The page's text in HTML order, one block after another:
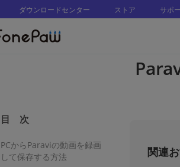
ダウンロードセンター ストア サポ
目 次
PCからParaviの動画を録画
して保存する方法
関連